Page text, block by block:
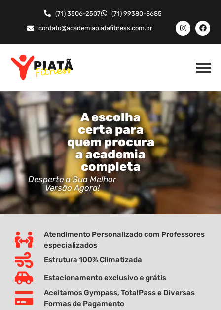
(71) 3506-2507
(71) 99380-8685
contato@academiapiatafitness.com.br
A escolha
certa para
quem procura
a academia
completa
Desperte a Sua Melhor
Versão Agora!
Atendimento Personalizado com Professores
especializados
Estrutura 100% Climatizada
Estacionamento exclusivo e grátis
Aceitamos Gympass, TotalPass e Diversas
Formas de Pagamento